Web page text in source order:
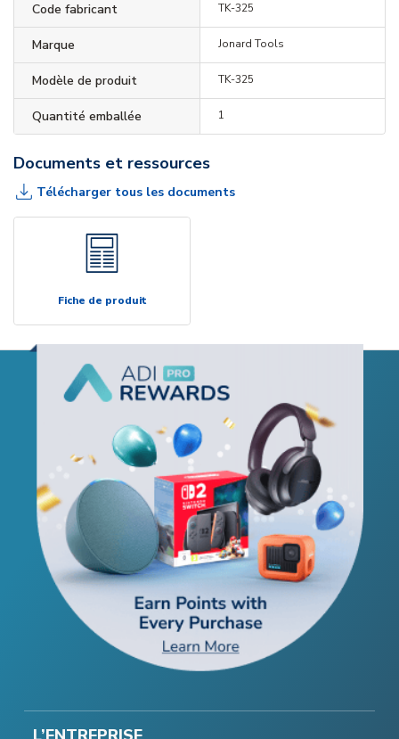
Code fabricant TK-325
Marque Jonard Tools
Modèle de produit TK-325
Quantité emballée 1
Documents et ressources
Télécharger tous les documents
Fiche de produit